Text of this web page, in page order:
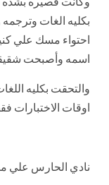
بكليه الغات
احتواء مسك علي
اسمه وأصبحت
والتحقت بكليه
اوقات الاختبارات
نادي الحارس علي